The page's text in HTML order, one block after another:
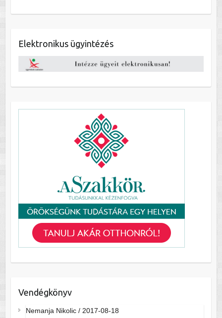
Elektronikus ügyintézés
Vendégkönyv
Nemanja Nikolic/ 2017-08-18